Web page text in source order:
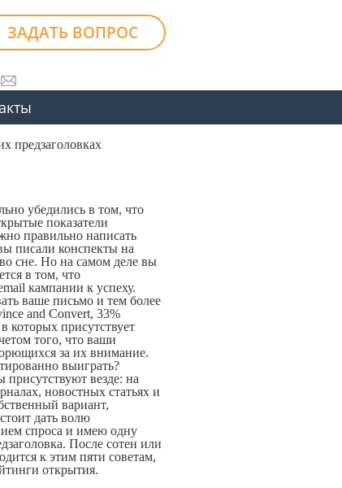
ЗАДАТЬ ВОПРОС
предзаголовках
убедились в том, что
показатели
правильно написать
писали конспекты на
сне. Но на самом деле вы
в том, что
кампании к успеху.
ваше письмо и тем более
and Convert, 33%
которых присутствует
того, что ваши
за их внимание.
выиграть?
везде: на
новостных статьях и
вариант,
дать волю
спроса и имею одну
После сотен или
к этим пяти советам,
открытия.